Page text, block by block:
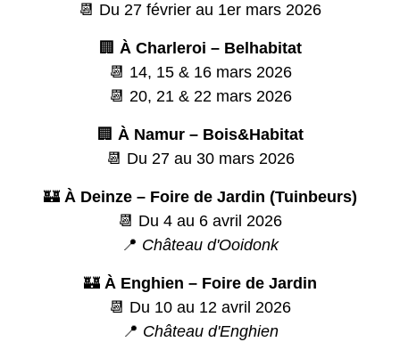
📆 Du 27 février au 1er mars 2026
🏢 À Charleroi – Belhabitat
📆 14, 15 & 16 mars 2026
📆 20, 21 & 22 mars 2026
🏢 À Namur – Bois&Habitat
📆 Du 27 au 30 mars 2026
🏰 À Deinze – Foire de Jardin (Tuinbeurs)
📆 Du 4 au 6 avril 2026
📍 Château d'Ooidonk
🏰 À Enghien – Foire de Jardin
📆 Du 10 au 12 avril 2026
📍 Château d'Enghien